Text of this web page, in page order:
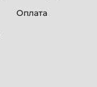
Оплата